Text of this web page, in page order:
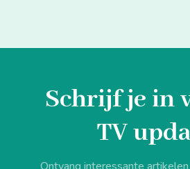
Schrijf je in
TV